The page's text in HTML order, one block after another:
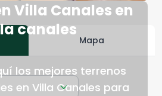
Villa Canales en
canales
los mejores terrenos
en Villa Canales para
Mapa